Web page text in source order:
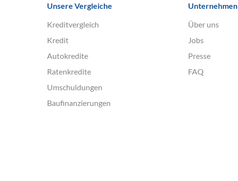
Unsere Vergleiche
Kreditvergleich
Kredit
Autokredite
Ratenkredite
Umschuldungen
Baufinanzierungen
Unternehmen
Über uns
Jobs
Presse
FAQ